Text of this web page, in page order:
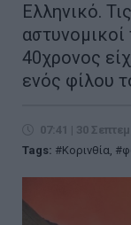
Ελληνικό.
40χρονος
ενός φίλου
07:41 | 30
Tags:
Κορινθία,